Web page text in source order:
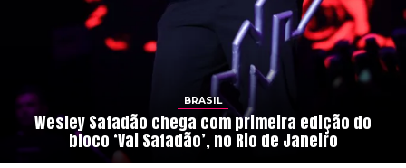
BRASIL
Wesley Safadão chega com primeira edição do
bloco ‘Vai Safadão’, no Rio de Janeiro